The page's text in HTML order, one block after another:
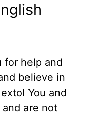
for help and
believe in
You and
are not